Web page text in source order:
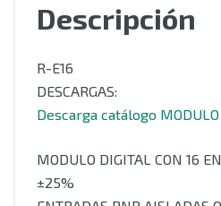
Descripción
R-E16
DESCARGAS:
Descarga catálogo MODULO
MODULO DIGITAL CON 16
±25%